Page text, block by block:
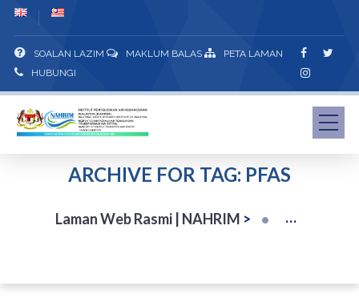
SOALAN LAZIM MAKLUM BALAS
PETA LAMAN
HUBUNGI
ARCHIVE FOR TAG: PFAS
Laman Web Rasmi | NAHRIM >